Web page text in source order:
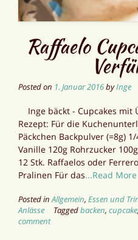
Raffaelo
Posted on 1. Januar 2016byInge
Inge bäckt - Cupcakes mit
Rezept: Für die
Päckchen Backpulver (=8g)
Vanille 120g Rohrzucker
12 Stk. Raffaelos oder
Pralinen Für das...Read More
Posted inAllgemein, Essen und
Anlässe
Taggedbacken, cupcake,
comment